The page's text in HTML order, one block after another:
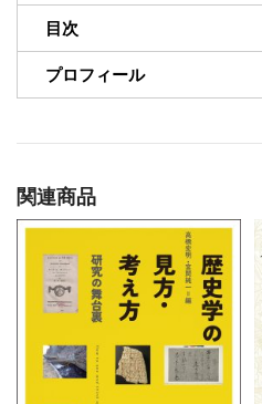
目次
プロフィール
関連商品